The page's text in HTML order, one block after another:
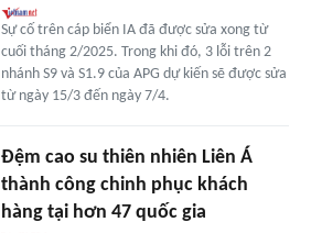
Sự cố trên cáp biển IA đã được sửa xong từ
cuối tháng 2/2025. Trong khi đó, 3 lỗi trên 2
nhánh S9 và S1.9 của APG dự kiến sẽ được sửa
từ ngày 15/3 đến ngày 7/4.
Đệm cao su thiên nhiên Liên Á
thành công chinh phục khách
hàng tại hơn 47 quốc gia